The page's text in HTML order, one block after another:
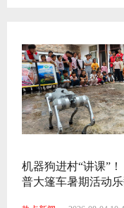
机器狗进村“讲课”
普大篷车暑期活动